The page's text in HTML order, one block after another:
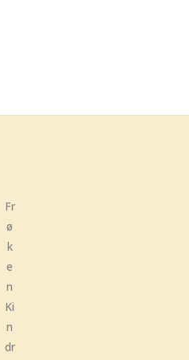
Fr
ø
k
e
n
Ki
n
dr